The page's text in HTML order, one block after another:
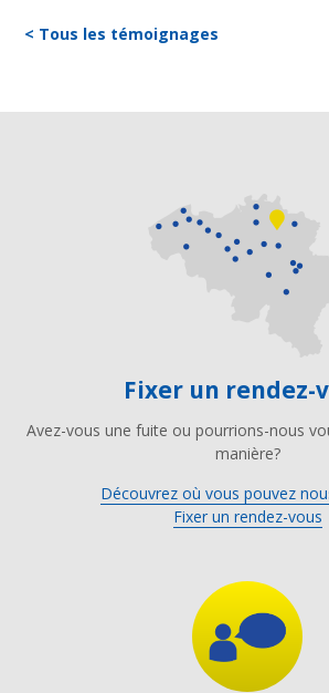
< Tous les témoignages
Fixer un rendez-
Avez-vous une fuite ou pourrions-nous
manière?
Découvrez où vous pouvez
Fixer un rendez-vous